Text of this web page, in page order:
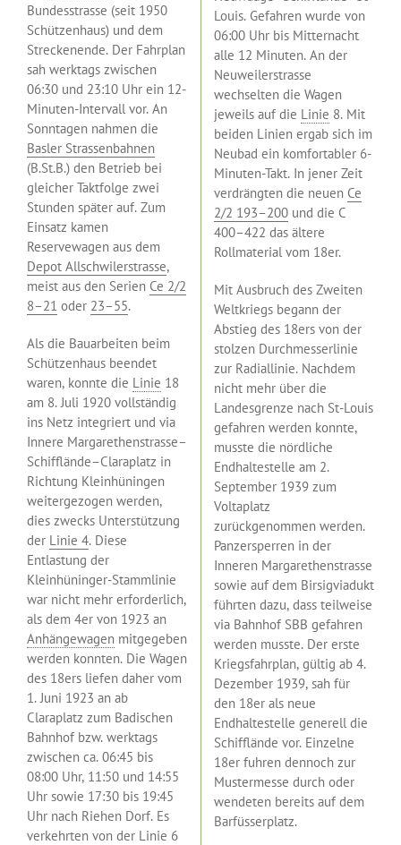
Bundesstrasse (seit 1950
Schützenhaus) und dem
Streckenende. Der Fahrplan
sah werktags zwischen
06:30 und 23:10 Uhr ein 12-
Minuten-Intervall vor. An
Sonntagen nahmen die
Basler Strassenbahnen
(B.St.B.) den Betrieb bei
gleicher Taktfolge zwei
Stunden später auf. Zum
Einsatz kamen
Reservewagen aus dem
Depot Allschwilerstrasse,
meist aus den Serien Ce 2/2
8–21 oder 23–55.
Als die Bauarbeiten beim
Schützenhaus beendet
waren, konnte die Linie 18
am 8. Juli 1920 vollständig
ins Netz integriert und via
Innere Margarethenstrasse–
Schifflände–Claraplatz in
Richtung Kleinhüningen
weitergezogen werden,
dies zwecks Unterstützung
der Linie 4. Diese
Entlastung der
Kleinhüninger-Stammlinie
war nicht mehr erforderlich,
als dem 4er von 1923 an
Anhängewagen mitgegeben
werden konnten. Die Wagen
des 18ers liefen daher vom
1. Juni 1923 an ab
Claraplatz zum Badischen
Bahnhof bzw. werktags
zwischen ca. 06:45 bis
08:00 Uhr, 11:50 und 14:55
Uhr sowie 17:30 bis 19:45
Uhr nach Riehen Dorf. Es
verkehrten von der Linie 6
Louis. Gefahren wurde von
06:00 Uhr bis Mitternacht
alle 12 Minuten. An der
Neuweilerstrasse
wechselten die Wagen
jeweils auf die Linie 8. Mit
beiden Linien ergab sich im
Neubad ein komfortabler 6-
Minuten-Takt. In jener Zeit
verdrängten die neuen Ce
2/2 193–200 und die C
400–422 das ältere
Rollmaterial vom 18er.
Mit Ausbruch des Zweiten
Weltkriegs begann der
Abstieg des 18ers von der
stolzen Durchmesserlinie
zur Radiallinie. Nachdem
nicht mehr über die
Landesgrenze nach St-Louis
gefahren werden konnte,
musste die nördliche
Endhaltestelle am 2.
September 1939 zum
Voltaplatz
zurückgenommen werden.
Panzersperren in der
Inneren Margarethenstrasse
sowie auf dem Birsigviadukt
führten dazu, dass teilweise
via Bahnhof SBB gefahren
werden musste. Der erste
Kriegsfahrplan, gültig ab 4.
Dezember 1939, sah für
den 18er als neue
Endhaltestelle generell die
Schifflände vor. Einzelne
18er fuhren dennoch zur
Mustermesse durch oder
wendeten bereits auf dem
Barfüsserplatz.